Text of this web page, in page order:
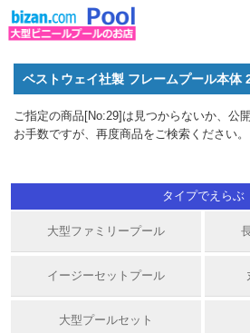
ベストウェイ社製 フレームプール本
ご指定の商品[No:29]は見つからないか、公
お手数ですが、再度商品をご検索ください。
タイプでえらぶ
大型ファミリープール
イージーセットプール
大型プールセット